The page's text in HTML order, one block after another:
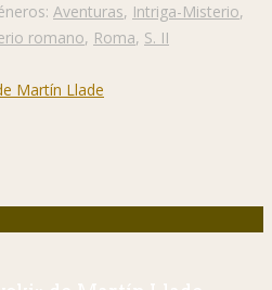
Aventuras, Intriga-Misterio,
romano, Roma, S. II